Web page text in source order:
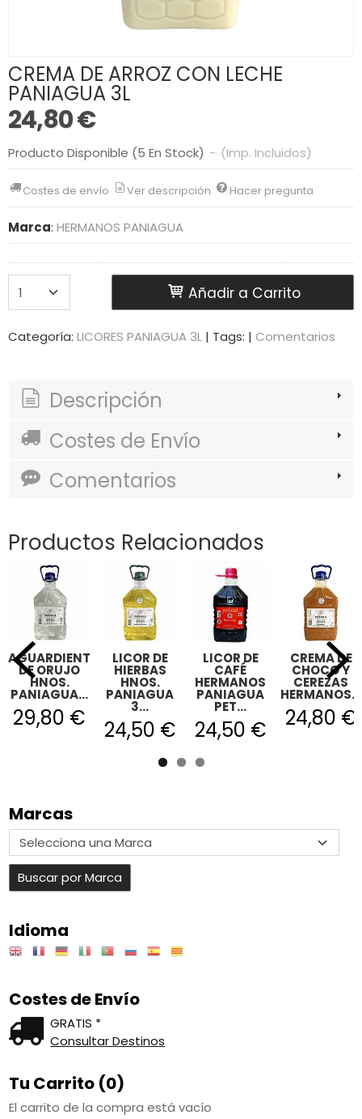
Marcas
Idioma
Costes de Envío
GRATIS *
Consultar Destinos
Tu Carrito (0)
El carrito de la compra está vacío
CREMA DE ARROZ CON LECHE
PANIAGUA 3L
24,80 €
Producto Disponible (5 En Stock) - (Imp. Incluidos)
Costes de envío Ver descripción Hacer pregunta
Marca: HERMANOS PANIAGUA
Añadir a Carrito
Categoría: LICORES PANIAGUA 3L | Tags: | Comentarios
Descripción
Costes de Envío
Comentarios
Productos Relacionados
AGUARDIENTE
DE ORUJO
HNOS.
PANIAGUA...
29,80 €
LICOR DE
HIERBAS
HNOS.
PANIAGUA
3...
24,50 €
LICOR DE
CAFÉ
HERMANOS
PANIAGUA
PET...
24,50 €
CREMA DE
CHOCO Y
CEREZAS
HERMANOS...
24,80 €